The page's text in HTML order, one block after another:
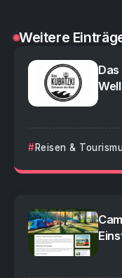
Weitere
Reisen &